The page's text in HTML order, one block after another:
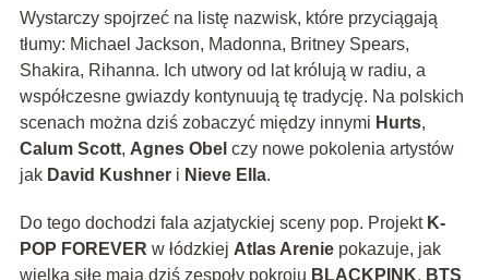
Wystarczy spojrzeć na listę nazwisk, które przyciągają
tłumy: Michael Jackson, Madonna, Britney Spears,
Shakira, Rihanna. Ich utwory od lat królują w radiu, a
współczesne gwiazdy kontynuują tę tradycję. Na polskich
scenach można dziś zobaczyć między innymi Hurts,
Calum Scott, Agnes Obel czy nowe pokolenia artystów
jak David Kushneri Nieve Ella.
Do tego dochodzi fala azjatyckiej sceny pop. Projekt K-
POP FOREVER w łódzkiej Atlas Areniepokazuje, jak
wielką siłę mają dziś zespoły pokroju BLACKPINK, BTS